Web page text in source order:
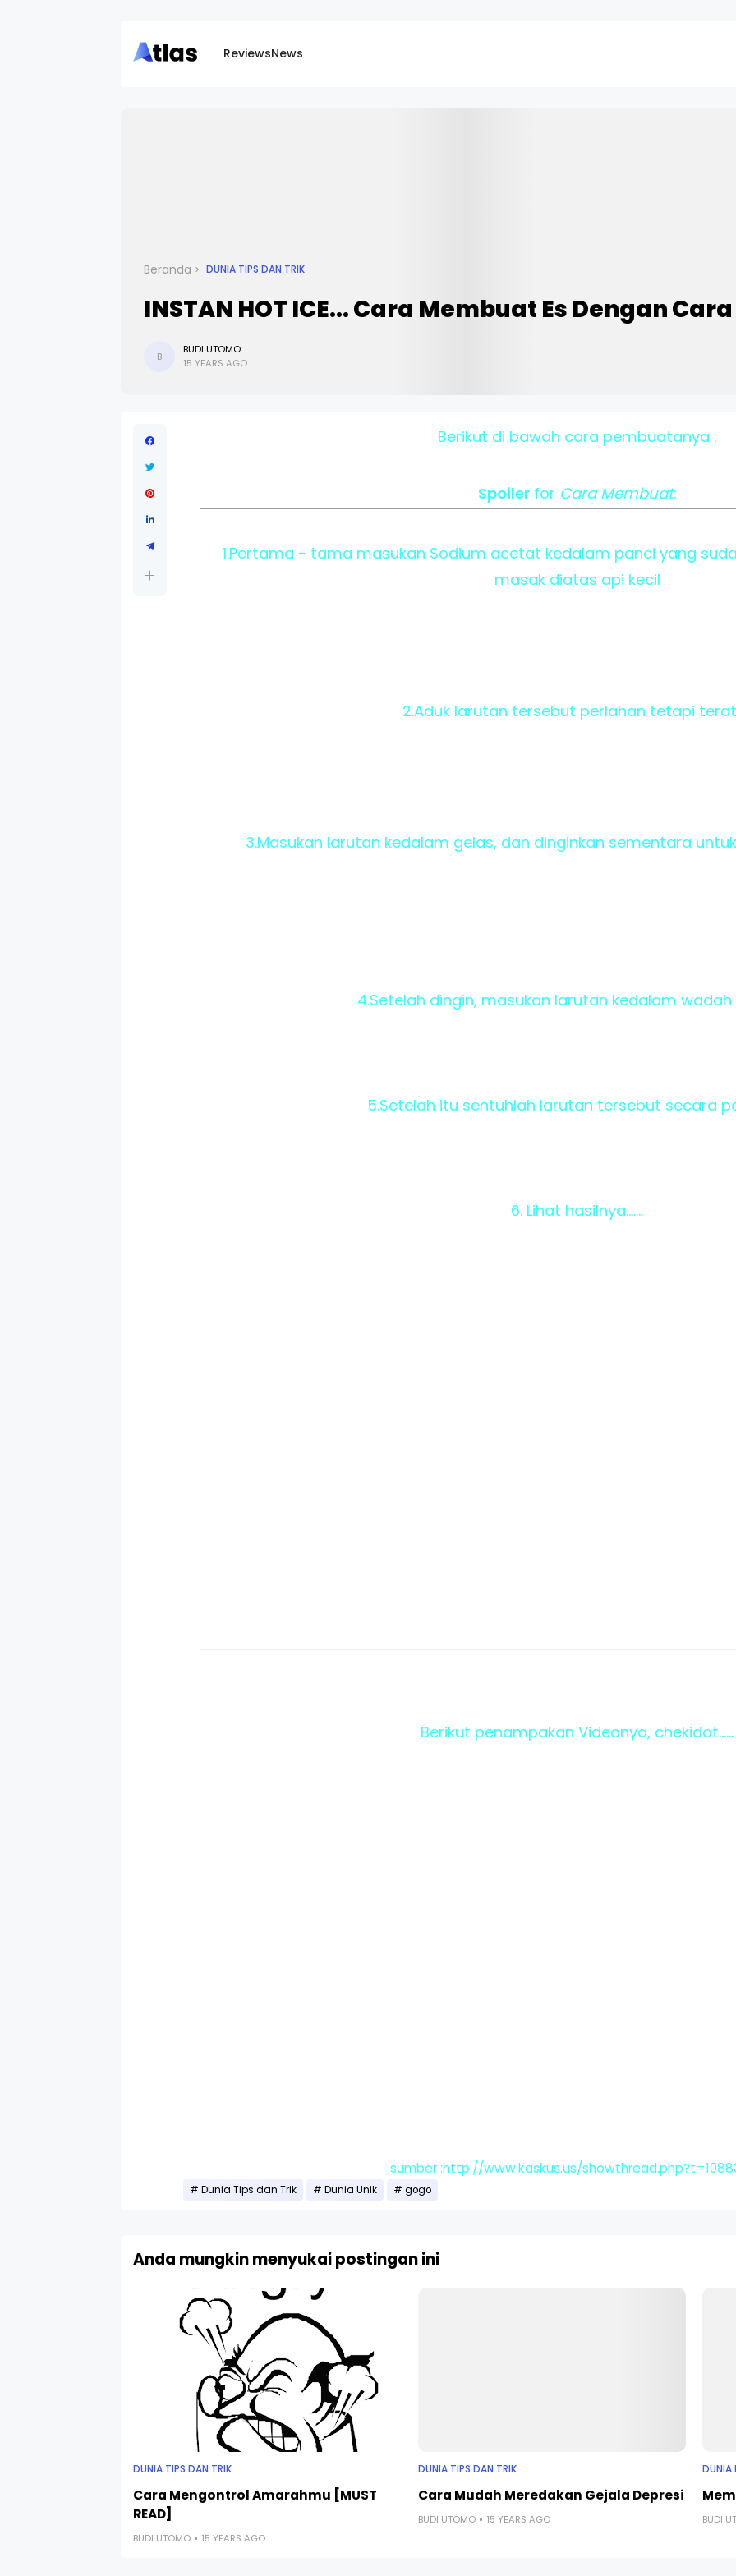
ReviewsNews
Beranda DUNIA TIPS DAN TRIK
INSTAN HOT ICE... Cara Membuat Es Dengan
B
BUDI UTOMO
15 YEARS AGO
Berikut di bawah cara pembuatanya :
Spoilerfor Cara Membuat:
1.Pertama - tama masukan Sodium acetat kedalam panci yang
masak diatas api kecil
2.Aduk larutan tersebut perlahan tetapi
3.Masukan larutan kedalam gelas, dan dinginkan sementara
4.Setelah dingin, masukan larutan kedalam
5.Setelah itu sentuhlah larutan tersebut secara
6. Lihat hasilnya.......
Berikut penampakan Videonya, chekidot......
sumber :http://www.kaskus.us/
Dunia Tips dan Trik Dunia Unik gogo
Anda mungkin menyukai postingan ini
DUNIA TIPS DAN TRIK
Cara Mengontrol Amarahmu [MUST
READ]
BUDI UTOMO 15 YEARS AGO
DUNIA TIPS DAN TRIK
Cara Mudah Meredakan Gejala Depresi
BUDI UTOMO 15 YEARS AGO
DUNIA
BUDI